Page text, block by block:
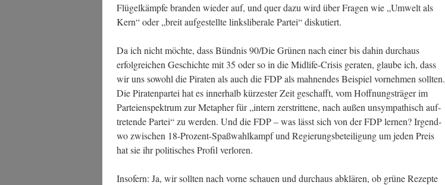
Flü­gel­kämp­fe bran­den wie­der auf, und quer dazu wird über Fra­gen wie „Umwelt als
Kern“ oder „breit auf­ge­stell­te links­li­be­ra­le Par­tei“ diskutiert.
Da ich nicht möch­te, dass Bünd­nis 90/Die Grü­nen nach einer bis dahin durch­aus
erfolg­rei­chen Geschich­te mit 35 oder so in die Mid­life-Cri­sis gera­ten, glau­be ich, dass
wir uns sowohl die Pira­ten als auch die FDP als mah­nen­des Bei­spiel vor­neh­men soll­ten.
Die Pira­ten­par­tei hat es inner­halb kür­zes­ter Zeit geschafft, vom Hoff­nungs­trä­ger im
Par­tei­en­spek­trum zur Meta­pher für „intern zer­strit­te­ne, nach außen unsym­pa­thisch auf­
tre­ten­de Par­tei“ zu wer­den. Und die FDP – was lässt sich von der FDP ler­nen? Irgend­
wo zwi­schen 18-Pro­zent-Spaß­wahl­kampf und Regie­rungs­be­tei­li­gung um jeden Preis
hat sie ihr poli­ti­sches Pro­fil verloren.
Inso­fern: Ja, wir soll­ten nach vor­ne schau­en und durch­aus abklä­ren, ob grü­ne Rezep­te